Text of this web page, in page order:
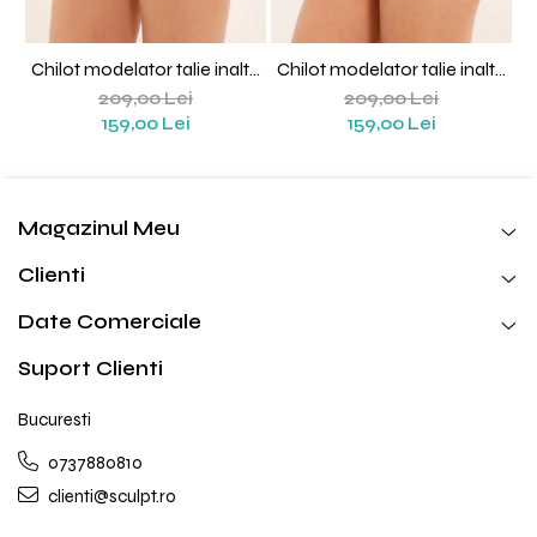
Chilot modelator talie inalta
Isadora (Negru)
209,00 Lei
159,00 Lei
Chilot modelator talie inalta
Isadora (Nude)
209,00 Lei
159,00 Lei
Magazinul Meu
Clienti
Date Comerciale
Suport Clienti
Bucuresti
0737880810
clienti@sculpt.ro